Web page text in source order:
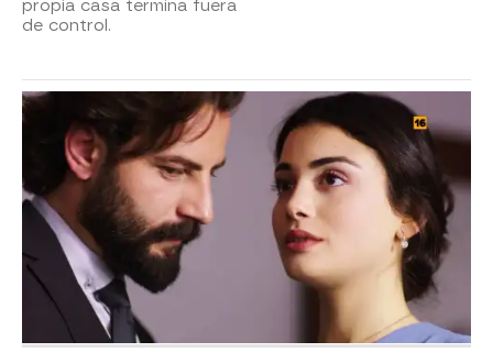
propia casa termina fuera
de control.